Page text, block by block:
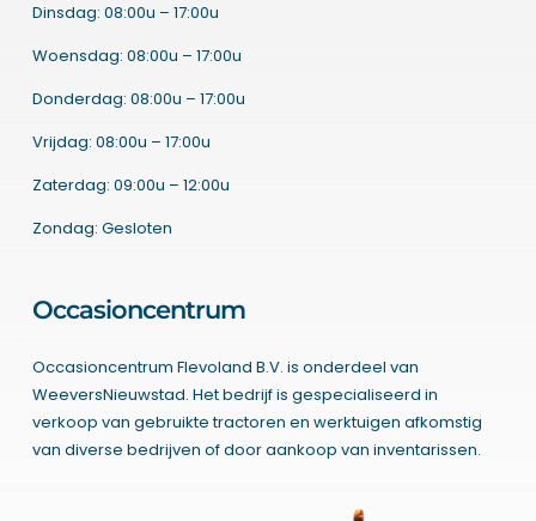
Dinsdag: 08:00u – 17:00u
Woensdag: 08:00u – 17:00u
Donderdag: 08:00u – 17:00u
Vrijdag: 08:00u – 17:00u
Zaterdag: 09:00u – 12:00u
Zondag: Gesloten
Occasioncentrum
Occasioncentrum Flevoland B.V. is onderdeel van
WeeversNieuwstad. Het bedrijf is gespecialiseerd in
verkoop van gebruikte tractoren en werktuigen afkomstig
van diverse bedrijven of door aankoop van inventarissen.